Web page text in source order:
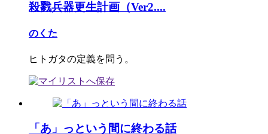
殺戮兵器更生計画（Ver2....
のくた
ヒトガタの定義を問う。
「あ」っという間に終わる話